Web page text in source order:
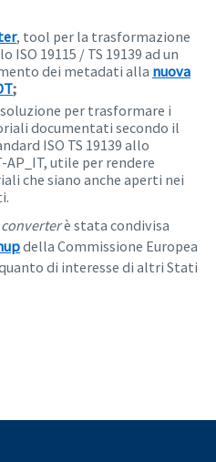
, tool per la trasformazione
19115 / TS 19139 ad un
dei metadati alla nuova
;
per trasformare i
documentati secondo il
ISO TS 19139 allo
AP_IT, utile per rendere
che siano anche aperti nei
converterè stata condivisa
della Commissione Europea
di interesse di altri Stati